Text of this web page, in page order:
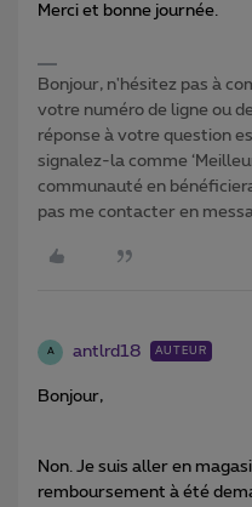
Merci et bonne journée.
Bonjour, n'hésitez pas à
votre numéro de ligne ou
réponse à votre question
signalez-la comme
communauté en
pas me contacter en
A antlrd18 AUTEUR
Bonjour,
Non. Je suis aller en
remboursement à été